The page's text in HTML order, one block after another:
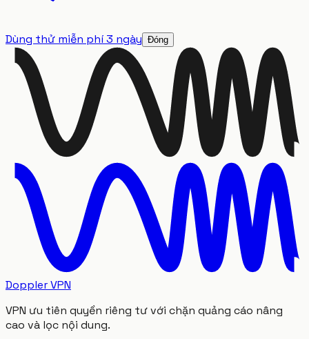
Dùng thử miễn phí 3 ngày Đóng
Doppler VPN
VPN ưu tiên quyền riêng tư với chặn quảng cáo nâng
cao và lọc nội dung.